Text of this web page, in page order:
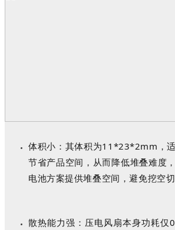
体积小：其体积为11*23*2mm，适
节省产品空间，从而降低堆叠难度
电池方案提供堆叠空间，避免挖空切
散热能力强：压电风扇本身功耗仅